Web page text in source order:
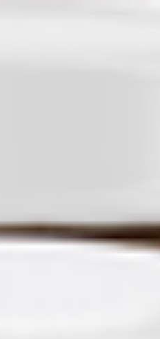
месяцев